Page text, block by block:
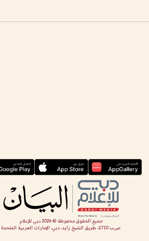
جميع الحقوق محفوظة ©2026 دبي للإعلام
ص.ب 2710، طريق الشيخ زايد، دبي، الإمارات العربية المتحدة